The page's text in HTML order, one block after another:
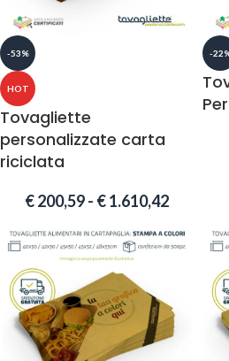
-53%
HOT
Tovagliette
personalizzate carta
riciclata
€200,59- €1.610,42
-